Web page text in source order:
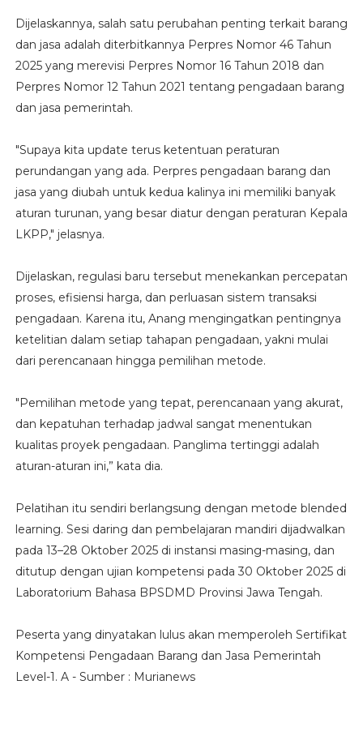
Dijelaskannya, salah satu perubahan penting terkait barang
dan jasa adalah diterbitkannya Perpres Nomor 46 Tahun
2025 yang merevisi Perpres Nomor 16 Tahun 2018 dan
Perpres Nomor 12 Tahun 2021 tentang pengadaan barang
dan jasa pemerintah.
"Supaya kita update terus ketentuan peraturan
perundangan yang ada. Perpres pengadaan barang dan
jasa yang diubah untuk kedua kalinya ini memiliki banyak
aturan turunan, yang besar diatur dengan peraturan Kepala
LKPP," jelasnya.
Dijelaskan, regulasi baru tersebut menekankan percepatan
proses, efisiensi harga, dan perluasan sistem transaksi
pengadaan. Karena itu, Anang mengingatkan pentingnya
ketelitian dalam setiap tahapan pengadaan, yakni mulai
dari perencanaan hingga pemilihan metode.
"Pemilihan metode yang tepat, perencanaan yang akurat,
dan kepatuhan terhadap jadwal sangat menentukan
kualitas proyek pengadaan. Panglima tertinggi adalah
aturan-aturan ini,” kata dia.
Pelatihan itu sendiri berlangsung dengan metode blended
learning. Sesi daring dan pembelajaran mandiri dijadwalkan
pada 13–28 Oktober 2025 di instansi masing-masing, dan
ditutup dengan ujian kompetensi pada 30 Oktober 2025 di
Laboratorium Bahasa BPSDMD Provinsi Jawa Tengah.
Peserta yang dinyatakan lulus akan memperoleh Sertifikat
Kompetensi Pengadaan Barang dan Jasa Pemerintah
Level-1. A - Sumber : Murianews